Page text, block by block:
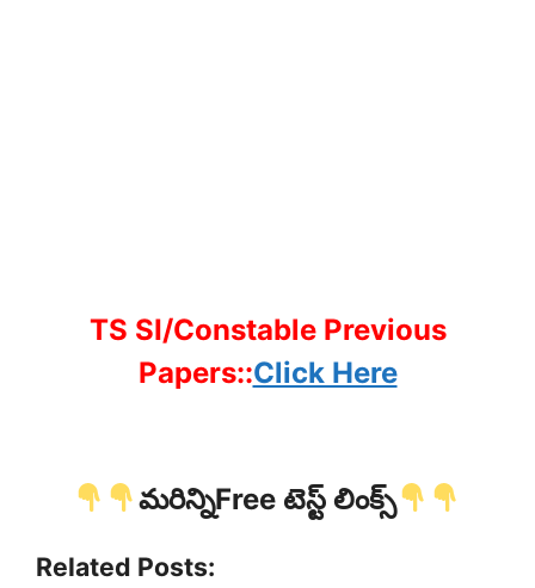
TS SI/Constable Previous
Papers::Click Here
మరిన్నిFree టెస్ట్ లింక్స్
Related Posts: